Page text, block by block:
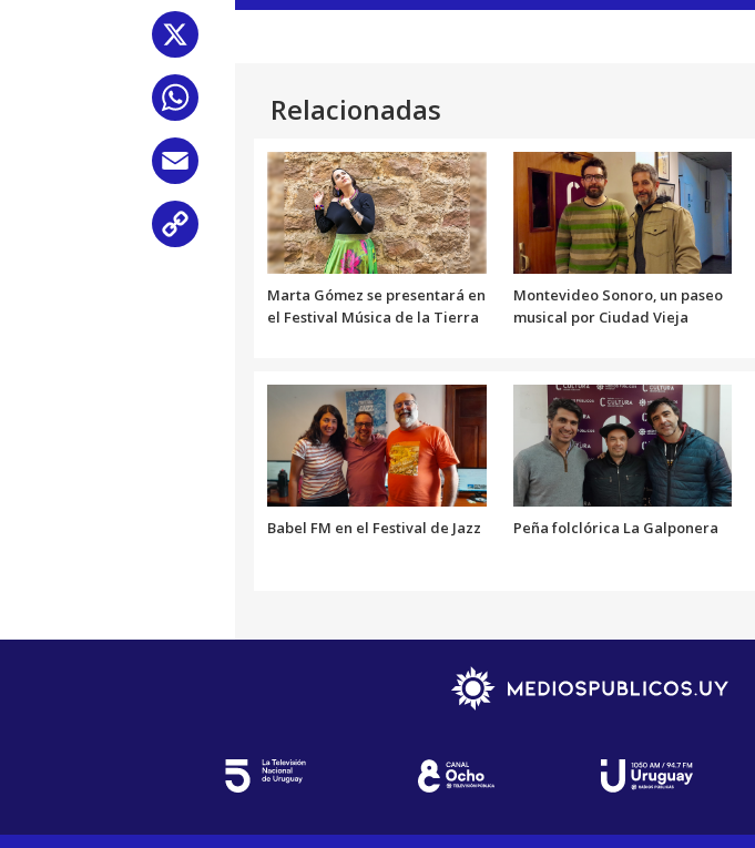
WhatsApp
audio
Relacionadas
Marta Gómez se presentará en
el Festival Música de la Tierra
Montevideo Sonoro, un paseo
musical por Ciudad Vieja
Babel FM en el Festival de Jazz Peña folclórica La Galponera